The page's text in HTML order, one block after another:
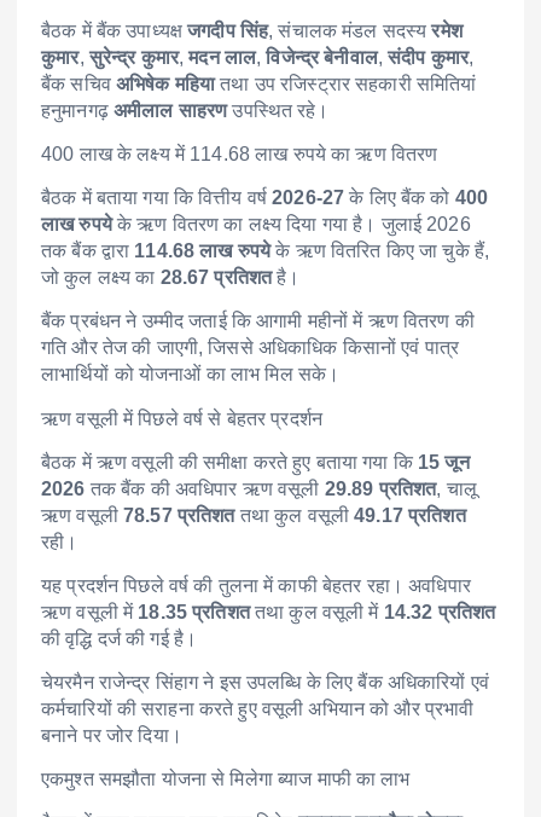
बैठक में बैंक उपाध्यक्षजगदीप सिंह, संचालक मंडल सदस्यरमेश
कुमार,सुरेन्द्र कुमार,मदन लाल,विजेन्द्र बेनीवाल,संदीप कुमार,
बैंक सचिवअभिषेक महियातथा उप रजिस्ट्रार सहकारी समितियां
हनुमानगढ़अमीलाल साहरणउपस्थित रहे।
400 लाख के लक्ष्य में 114.68 लाख रुपये का ऋण वितरण
बैठक में बताया गया कि वित्तीय वर्ष2026-27 के लिए बैंक को 400
लाख रुपयेके ऋण वितरण का लक्ष्य दिया गया है। जुलाई 2026
तक बैंक द्वारा 114.68 लाख रुपयेके ऋण वितरित किए जा चुके हैं,
जो कुल लक्ष्य का 28.67 प्रतिशतहै।
बैंक प्रबंधन ने उम्मीद जताई कि आगामी महीनों में ऋण वितरण की
गति और तेज की जाएगी, जिससे अधिकाधिक किसानों एवं पात्र
लाभार्थियों को योजनाओं का लाभ मिल सके।
ऋण वसूली में पिछले वर्ष से बेहतर प्रदर्शन
बैठक में ऋण वसूली की समीक्षा करते हुए बताया गया कि 15 जून
2026 तक बैंक की अवधिपार ऋण वसूली 29.89 प्रतिशत, चालू
ऋण वसूली78.57 प्रतिशततथा कुल वसूली49.17 प्रतिशत
रही।
यह प्रदर्शन पिछले वर्ष की तुलना में काफी बेहतर रहा। अवधिपार
ऋण वसूली में 18.35 प्रतिशततथा कुल वसूली में 14.32 प्रतिशत
की वृद्धि दर्ज की गई है।
चेयरमैन राजेन्द्र सिंहाग ने इस उपलब्धि के लिए बैंक अधिकारियों एवं
कर्मचारियों की सराहना करते हुए वसूली अभियान को और प्रभावी
बनाने पर जोर दिया।
एकमुश्त समझौता योजना से मिलेगा ब्याज माफी का लाभ